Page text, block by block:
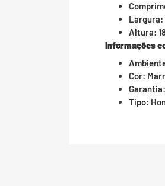
Largura:
Altura:
Informações
Cor:
Tipo: